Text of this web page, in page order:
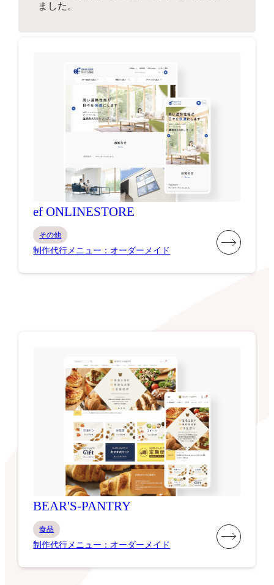
ました。
ef ONLINESTORE
その他
制作代行メニュー：オーダーメイド
BEAR'S-PANTRY
食品
制作代行メニュー：オーダーメイド